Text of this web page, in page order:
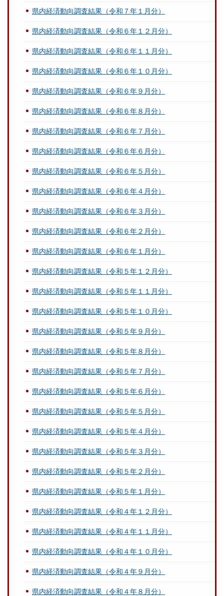
県内経済動向調査結果（令和７年１月分）
県内経済動向調査結果（令和６年１２月分）
県内経済動向調査結果（令和６年１１月分）
県内経済動向調査結果（令和６年１０月分）
県内経済動向調査結果（令和６年９月分）
県内経済動向調査結果（令和６年８月分）
県内経済動向調査結果（令和６年７月分）
県内経済動向調査結果（令和６年６月分）
県内経済動向調査結果（令和６年５月分）
県内経済動向調査結果（令和６年４月分）
県内経済動向調査結果（令和６年３月分）
県内経済動向調査結果（令和６年２月分）
県内経済動向調査結果（令和６年１月分）
県内経済動向調査結果（令和５年１２月分）
県内経済動向調査結果（令和５年１１月分）
県内経済動向調査結果（令和５年１０月分）
県内経済動向調査結果（令和５年９月分）
県内経済動向調査結果（令和５年８月分）
県内経済動向調査結果（令和５年７月分）
県内経済動向調査結果（令和５年６月分）
県内経済動向調査結果（令和５年５月分）
県内経済動向調査結果（令和５年４月分）
県内経済動向調査結果（令和５年３月分）
県内経済動向調査結果（令和５年２月分）
県内経済動向調査結果（令和５年１月分）
県内経済動向調査結果（令和４年１２月分）
県内経済動向調査結果（令和４年１１月分）
県内経済動向調査結果（令和４年１０月分）
県内経済動向調査結果（令和４年９月分）
県内経済動向調査結果（令和４年８月分）